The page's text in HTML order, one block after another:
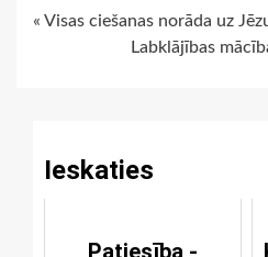
Continue
« Visas ciešanas norāda uz
Labklājības
Ieskaties
Patiesība -